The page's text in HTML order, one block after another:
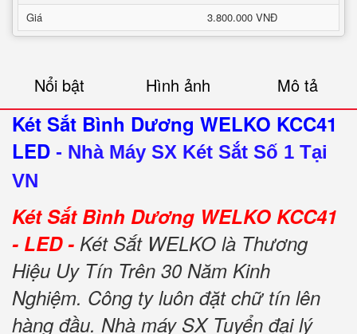
Giá
3.800.000 VNĐ
Nổi bật Hình ảnh Mô tả
Két Sắt Bình Dương WELKO KCC41
LED - Nhà Máy SX Két Sắt Số 1 Tại
VN
Két Sắt Bình Dương WELKO KCC41
- LED - Két Sắt WELKO là Thương
Hiệu Uy Tín Trên 30 Năm Kinh
Nghiệm. Công ty luôn đặt chữ tín lên
hàng đầu. Nhà máy SX Tuyển đại lý